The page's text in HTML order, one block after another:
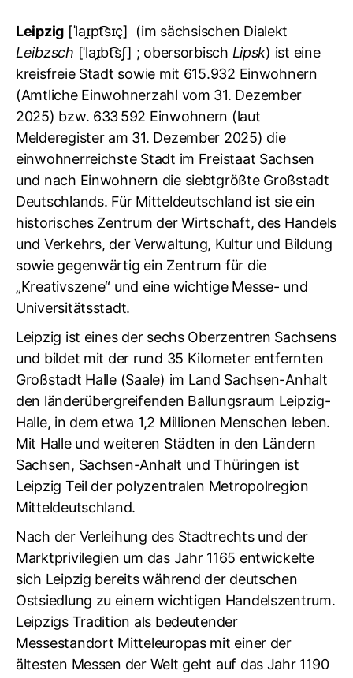
Leipzig [ˈlaɪ̯pt͡sɪç]
(im sächsischen Dialekt
Leibzsch [ˈlaɪ̯bt͡sʃ] ; obersorbisch Lipsk) ist eine
kreisfreie Stadt sowie mit 615.932 Einwohnern
(Amtliche Einwohnerzahl vom 31. Dezember
2025) bzw. 633 592 Einwohnern (laut
Melderegister am 31. Dezember 2025) die
einwohnerreichste Stadt im Freistaat Sachsen
und nach Einwohnern die siebtgrößte Großstadt
Deutschlands. Für Mitteldeutschland ist sie ein
historisches Zentrum der Wirtschaft, des Handels
und Verkehrs, der Verwaltung, Kultur und Bildung
sowie gegenwärtig ein Zentrum für die
„Kreativszene“ und eine wichtige Messe- und
Universitätsstadt.
Leipzig ist eines der sechs Oberzentren Sachsens
und bildet mit der rund 35 Kilometer entfernten
Großstadt Halle (Saale) im Land Sachsen-Anhalt
den länderübergreifenden Ballungsraum Leipzig-
Halle, in dem etwa 1,2 Millionen Menschen leben.
Mit Halle und weiteren Städten in den Ländern
Sachsen, Sachsen-Anhalt und Thüringen ist
Leipzig Teil der polyzentralen Metropolregion
Mitteldeutschland.
Nach der Verleihung des Stadtrechts und der
Marktprivilegien um das Jahr 1165 entwickelte
sich Leipzig bereits während der deutschen
Ostsiedlung zu einem wichtigen Handelszentrum.
Leipzigs Tradition als bedeutender
Messestandort Mitteleuropas mit einer der
ältesten Messen der Welt geht auf das Jahr 1190